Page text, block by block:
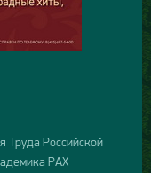
Труда Российской
РАХ